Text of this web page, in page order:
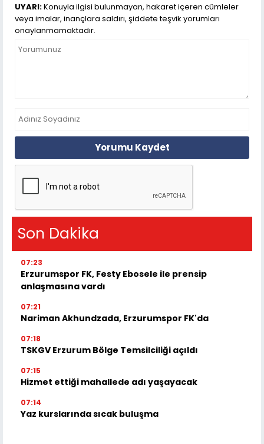
UYARI:Konuyla ilgisi bulunmayan, hakaret içeren cümleler
veya imalar, inançlara saldırı, şiddete teşvik yorumları
onaylanmamaktadır.
Yorumu Kaydet
Son Dakika
07:23
Erzurumspor FK, Festy Ebosele ile prensip
anlaşmasına vardı
07:21
Nariman Akhundzada, Erzurumspor FK'da
07:18
TSKGV Erzurum Bölge Temsilciliği açıldı
07:15
Hizmet ettiği mahallede adı yaşayacak
07:14
Yaz kurslarında sıcak buluşma